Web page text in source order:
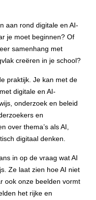
aan rond digitale en AI-
je moet beginnen? Of
samenhang met
creëren in je school?
praktijk. Je kan met de
digitale en AI-
onderzoek en beleid
en
over thema’s als AI,
digitaal denken.
in op de vraag wat AI
Ze laat zien hoe AI niet
ook onze beelden vormt
het rijke en